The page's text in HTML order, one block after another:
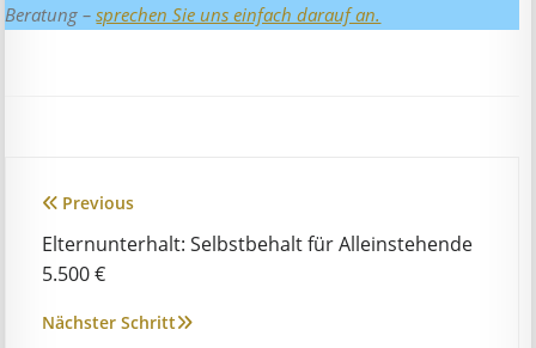
Beratung –sprechen Sie uns einfach darauf an.
Beitragsnavigation
Previous
Elternunterhalt: Selbstbehalt für Alleinstehende
5.500 €
Nächster Schritt